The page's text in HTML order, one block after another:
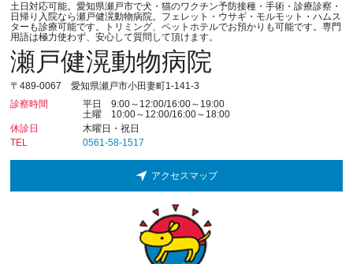
土日対応可能。愛知県瀬戸市で犬・猫のワクチン予防接種・手術・診療診察・
日帰り入院なら瀬戸健滉動物病院。フェレット・ウサギ・モルモット・ハムス
ターも診療可能です。トリミング、ペットホテルでお預かりも可能です。専門
用語は極力使わず、安心して質問して頂けます。
瀬戸健滉動物病院
〒489-0067 愛知県瀬戸市小田妻町1-141-3
診察時間
平日 9:00～12:00/16:00～19:00
土曜 10:00～12:00/16:00～18:00
休診日
木曜日・祝日
TEL
0561-58-1517
アクセスマップ